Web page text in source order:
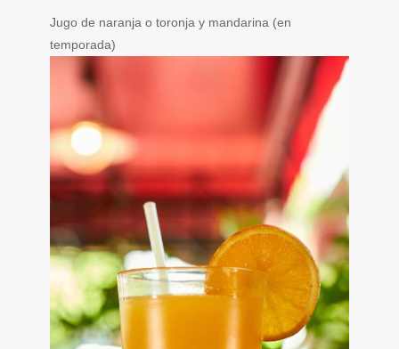
Jugo de naranja o toronja y mandarina (en
temporada)